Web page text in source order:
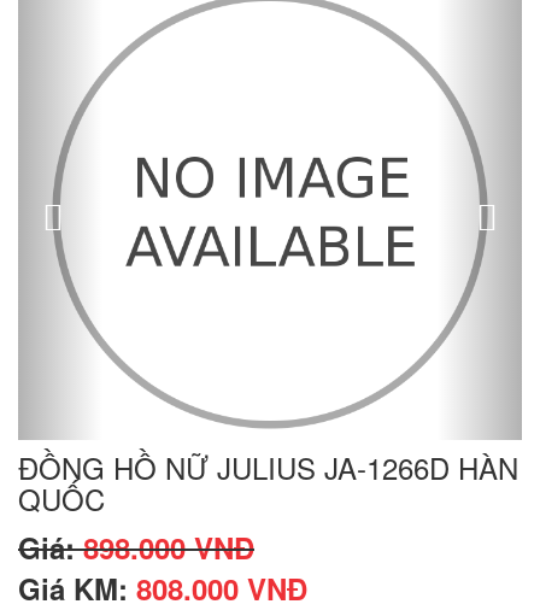
ĐỒNG HỒ NỮ JULIUS JA-1266D HÀN
QUỐC
Giá:898.000 VNĐ
Giá KM: 808.000 VNĐ